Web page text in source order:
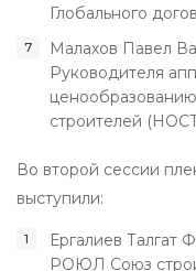
Глобального
Малахов Павел
Руководителя
строителей
Во второй сессии
выступили:
Ергалиев Талгат
РОЮЛ Союз